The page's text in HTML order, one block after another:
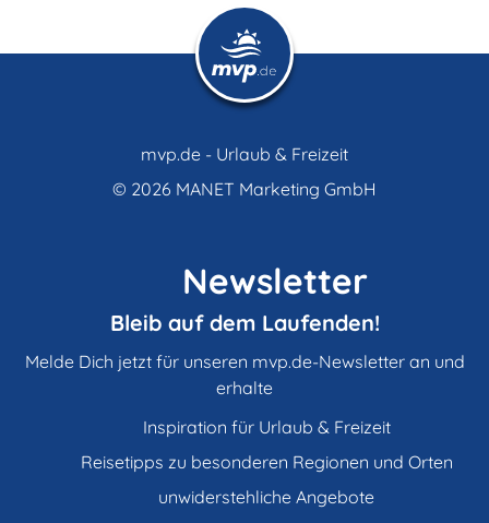
mvp.de - Urlaub & Freizeit
© 2026 MANET Marketing GmbH
Newsletter
Bleib auf dem Laufenden!
Melde Dich jetzt für unseren mvp.de-Newsletter an und
erhalte
Inspiration für Urlaub & Freizeit
Reisetipps zu besonderen Regionen und Orten
unwiderstehliche Angebote